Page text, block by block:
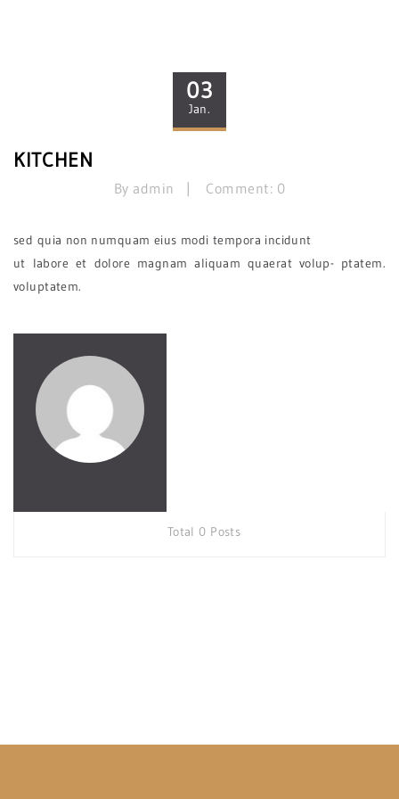
03
Jan.
KITCHEN
By admin Comment: 0
sed quia non numquam eius modi tempora incidunt
ut labore et dolore magnam aliquam quaerat volup- ptatem.
voluptatem.
Total 0 Posts